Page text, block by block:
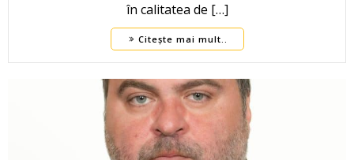
în calitatea de […]
Citește mai mult..